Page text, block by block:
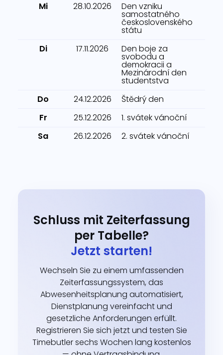
Mi
28.10.2026 Den vzniku
samostatného
československého
státu
Di
17.11.2026 Den boje za
svobodu a
demokracii a
Mezinárodní den
studentstva
Do
24.12.2026
Štědrý den
Fr
25.12.2026
1. svátek vánoční
Sa
26.12.2026 2. svátek vánoční
Schluss mit Zeiterfassung
per Tabelle?
Jetzt starten!
Wechseln Sie zu einem umfassenden
Zeiterfassungssystem, das
Abwesenheitsplanung automatisiert,
Dienstplanung vereinfacht und
gesetzliche Anforderungen erfüllt.
Registrieren Sie sich jetzt und testen Sie
Timebutler sechs Wochen lang kostenlos